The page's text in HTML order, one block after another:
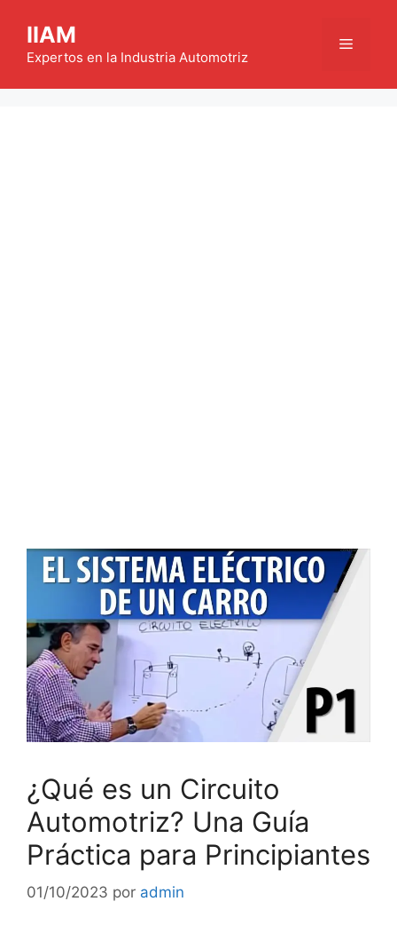
contenido
IIAM
Expertos en la Industria Automotriz
Menú
¿Qué es un Circuito
Automotriz? Una Guía
Práctica para Principiantes
01/10/2023 por admin